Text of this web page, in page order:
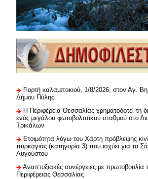
Γιορτή καλαμποκιού, 1/8/2026, στον Αγ.
Δήμου Πύλης
H Περιφέρεια Θεσσαλίας χρηματοδοτεί τη
ενός μεγάλου φωτοβολταϊκού σταθμού στο
Τρικάλων
Ετοιμότητα λόγω του Χάρτη πρόβλεψης
πυρκαγιάς (κατηγορία 3) που ισχύει για το
Αυγούστου
Αναπτυξιακές συνέργειες με πρωτοβουλία
Περιφέρειας Θεσσαλίας